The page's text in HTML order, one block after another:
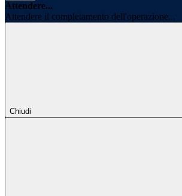
Attendere...
Attendere il completamento dell'operazione...
Chiudi